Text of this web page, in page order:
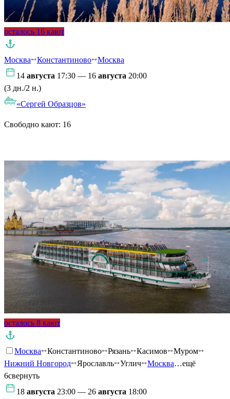
осталось 16 кают
Москва Константиново
Москва
14 августа 17:30 — 16 августа 20:00
(3 дн./2 н.)
«Сергей Образцов»
Свободно кают: 16
осталось 8 кают
Москва Константиново Рязань Касимов
Муром
Нижний Новгород
Ярославль Углич Москва…ещё
6свернуть
18 августа 23:00 — 26 августа 18:00